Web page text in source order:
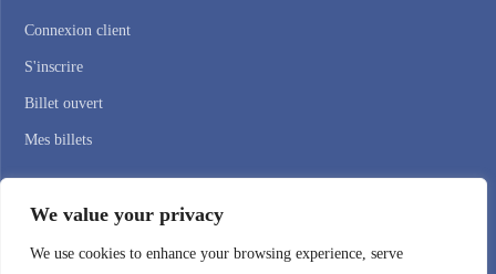
We value your privacy
We use cookies to enhance your browsing experience, serve
Connexion client
S'inscrire
Billet ouvert
Mes billets